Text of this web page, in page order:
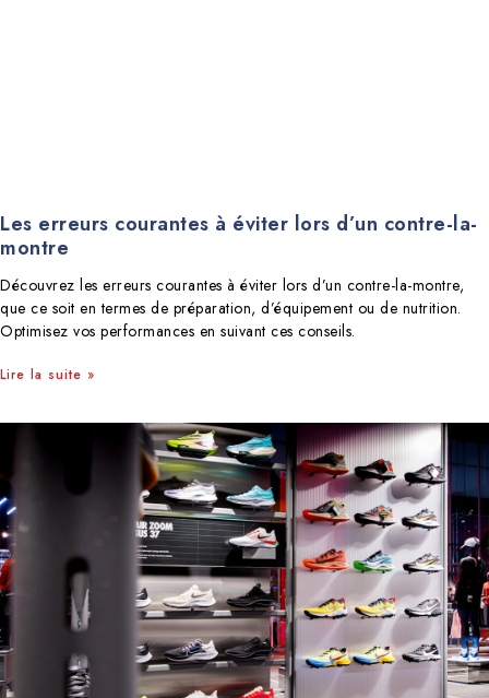
Les erreurs courantes à éviter lors d’un contre-la-
montre
Découvrez les erreurs courantes à éviter lors d’un contre-la-montre,
que ce soit en termes de préparation, d’équipement ou de nutrition.
Optimisez vos performances en suivant ces conseils.
Lire la suite »